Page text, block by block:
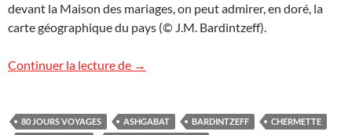
devant la Maison des mariages, on peut admirer, en doré, la
carte géographique du pays (© J.M. Bardintzeff).
Continuer la lecture de Turkménistan
→
80 JOURS VOYAGES ASHGABAT BARDINTZEFF
CHERMETTE